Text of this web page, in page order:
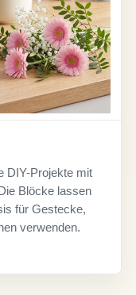
DIY-Projekte mit
Blöcke lassen
für Gestecke,
verwenden.